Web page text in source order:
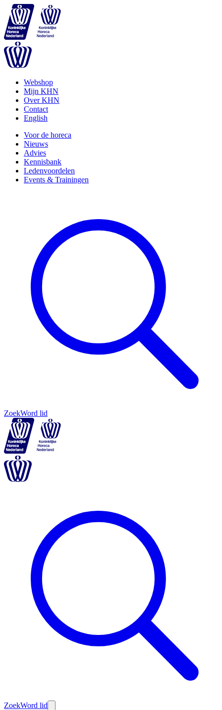
Webshop
Mijn KHN
Over KHN
Contact
English
Voor de horeca
Nieuws
Advies
Kennisbank
Ledenvoordelen
Events & Trainingen
ZoekWord lid
ZoekWord lid